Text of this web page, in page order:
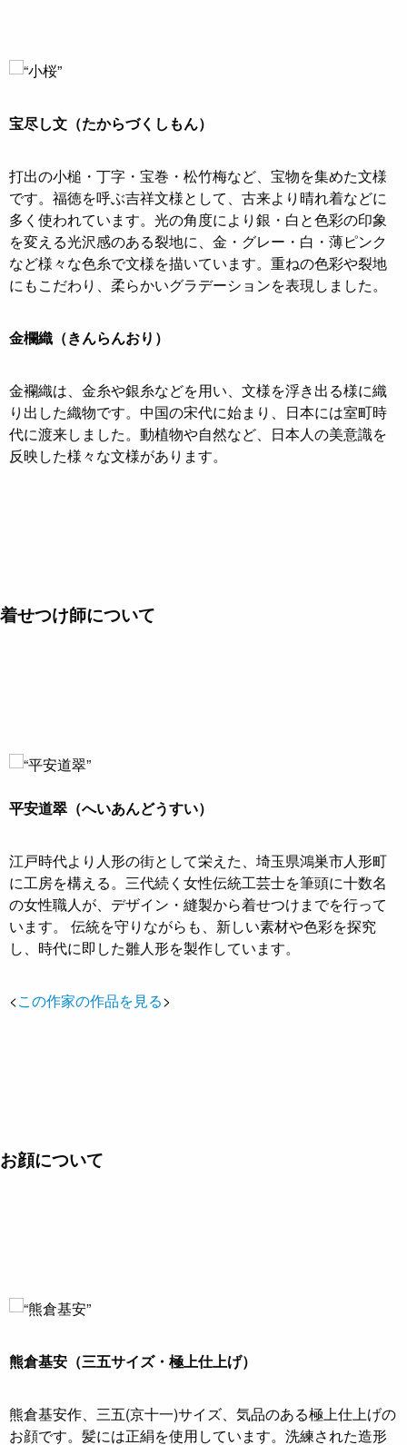
宝尽し文（たからづくしもん）
打出の小槌・丁字・宝巻・松竹梅など、宝物を集めた文様
です。福徳を呼ぶ吉祥文様として、古来より晴れ着などに
多く使われています。光の角度により銀・白と色彩の印象
を変える光沢感のある裂地に、金・グレー・白・薄ピンク
など様々な色糸で文様を描いています。重ねの色彩や裂地
にもこだわり、柔らかいグラデーションを表現しました。
金欄織（きんらんおり）
金襴織は、金糸や銀糸などを用い、文様を浮き出る様に織
り出した織物です。中国の宋代に始まり、日本には室町時
代に渡来しました。動植物や自然など、日本人の美意識を
反映した様々な文様があります。
着せつけ師について
平安道翠（へいあんどうすい）
江戸時代より人形の街として栄えた、埼玉県鴻巣市人形町
に工房を構える。三代続く女性伝統工芸士を筆頭に十数名
の女性職人が、デザイン・縫製から着せつけまでを行って
います。 伝統を守りながらも、新しい素材や色彩を探究
し、時代に即した雛人形を製作しています。
<この作家の作品を見る>
お顔について
熊倉基安（三五サイズ・極上仕上げ）
熊倉基安作、三五(京十一)サイズ、気品のある極上仕上げの
お顔です。髪には正絹を使用しています。洗練された造形